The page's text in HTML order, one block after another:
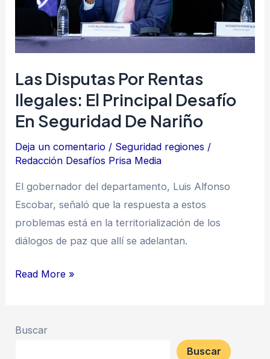
Las Disputas Por Rentas
Ilegales: El Principal Desafío
En Seguridad De Nariño
Deja un comentario / Seguridad regiones /
Redacción Desafíos Prisa Media
El gobernador del departamento, Luis Alfonso
Escobar, señaló que la respuesta a estos
problemas está en la territorialización de los
diálogos de paz que allí se adelantan.
principal
desafío
en
de
Nariño
Read More »
Buscar
Buscar